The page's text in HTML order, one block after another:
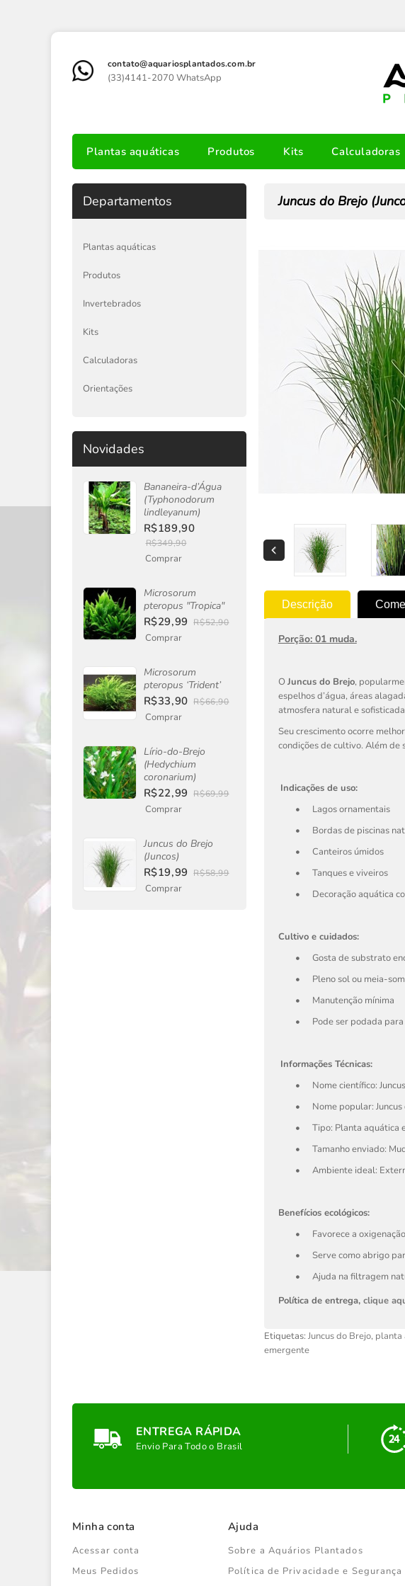
contato@aquariosplantados.com.br
(33)4141-2070 WhatsApp
Plantas aquáticas Produtos Kits Calculadoras
Departamentos
Plantas aquáticas
Produtos
Invertebrados
Kits
Calculadoras
Orientações
Novidades
Bananeira-d’Água
(Typhonodorum
lindleyanum)
R$189,90
R$349,90
Comprar
Microsorum
pteropus "Tropica"
R$29,99 R$52,90
Comprar
Microsorum
pteropus ‘Trident’
R$33,90 R$66,90
Comprar
Lírio-do-Brejo
(Hedychium
coronarium)
R$22,99 R$69,99
Comprar
Juncus do Brejo
(Juncos)
R$19,99 R$58,99
Comprar
Juncus do Brejo
Descrição
Porção: 01 muda.
O Juncus do Brejo,
espelhos d’água, áreas
atmosfera natural e
Seu crescimento ocorre
condições de cultivo. Além
Indicações de uso:
•
Lagos ornamentais
•
Bordas de piscinas
•
Canteiros úmidos
•
Tanques e viveiros
•
Decoração aquática
Cultivo e cuidados:
•
Gosta de substrato
•
Pleno sol ou meia-
•
Manutenção mínima
•
Pode ser podada
Informações Técnicas:
•
Nome científico:
•
Nome popular: Juncus
•
Tipo: Planta aquática
•
Tamanho enviado:
•
Ambiente ideal:
Benefícios ecológicos:
•
Favorece a
•
Serve como abrigo
•
Ajuda na filtragem
Política de entrega, clique
Etiquetas: Juncus do Brejo, planta
emergente
ENTREGA RÁPIDA
Envio Para Todo o Brasil
Minha conta
Acessar conta
Meus Pedidos
Ajuda
Sobre a Aquários Plantados
Política de Privacidade e Segurança